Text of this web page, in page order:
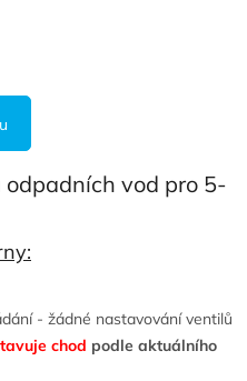
odpadních vod pro 5-
- žádné nastavování ventilů
chod podle aktuálního